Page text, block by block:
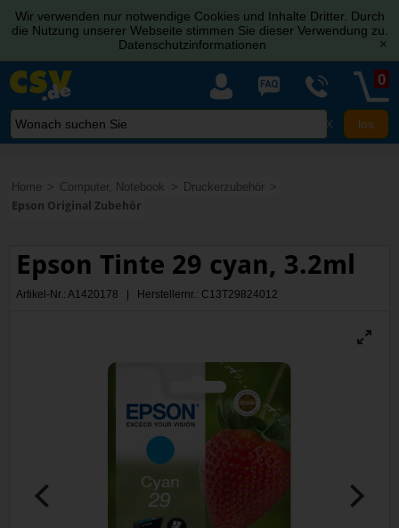
Wir verwenden nur notwendige Cookies und Inhalte Dritter. Durch
die Nutzung unserer Webseite stimmen Sie dieser Verwendung zu.
Datenschutzinformationen
[x]
X
0
Home Computer, Notebook
Druckerzubehör
Epson Original Zubehör
Epson Tinte 29 cyan, 3.2ml
Artikel-Nr.: A1420178 | Herstellernr.: C13T29824012